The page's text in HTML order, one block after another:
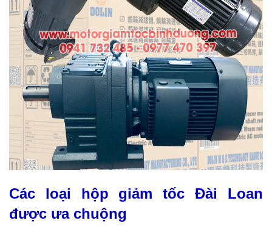
Các loại hộp giảm tốc Đài Loan
được ưa chuộng